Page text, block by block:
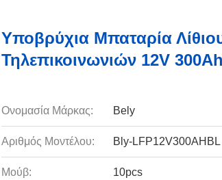
Υποβρύχια Μπαταρία
Τηλεπικοινωνιών 12V
Ονομασία Μάρκας: Bely
Αριθμός Μοντέλου: Bly-LFP12V300AHBL
Μούβ: 10pcs